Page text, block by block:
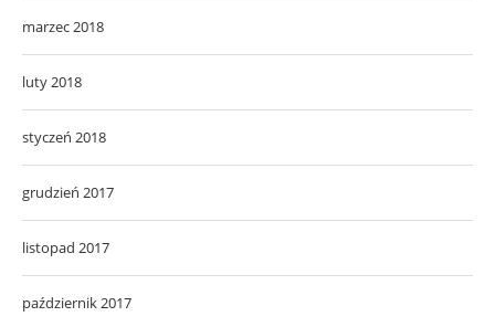
marzec 2018
luty 2018
styczeń 2018
grudzień 2017
listopad 2017
październik 2017